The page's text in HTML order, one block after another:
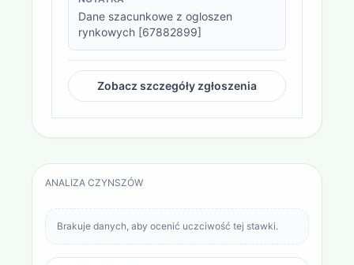
Dane szacunkowe z ogloszen
rynkowych [67882899]
Zobacz szczegóły zgłoszenia
ANALIZA CZYNSZÓW
Brakuje danych, aby ocenić uczciwość tej stawki.